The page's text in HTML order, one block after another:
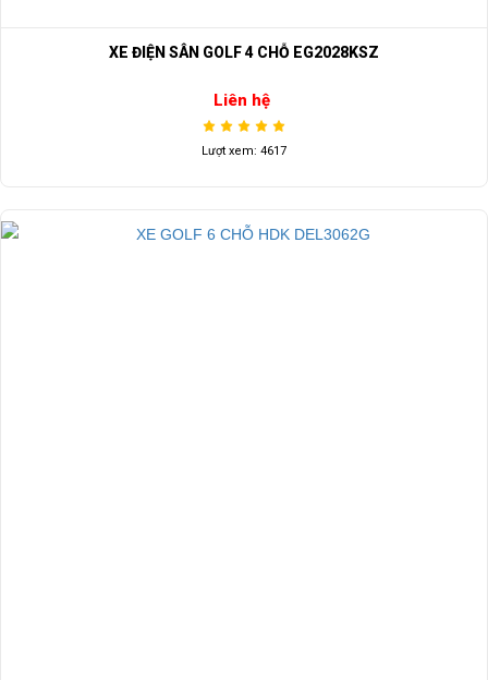
XE ĐIỆN SÂN GOLF 4 CHỖ EG2028KSZ
Liên hệ
Lượt xem: 4617